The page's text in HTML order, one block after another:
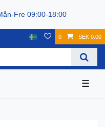
Fre 09:00-18:00
0 SEK 0.00
☰